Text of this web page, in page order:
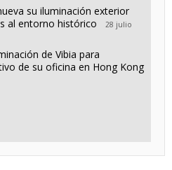
su iluminación exterior
al entorno histórico
28 julio
de Vibia para
de su oficina en Hong Kong